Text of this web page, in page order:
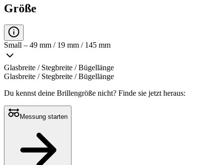
Größe
Small – 49 mm / 19 mm / 145 mm
Glasbreite / Stegbreite / Bügellänge
Glasbreite / Stegbreite / Bügellänge
Du kennst deine Brillengröße nicht? Finde sie jetzt heraus:
Messung starten